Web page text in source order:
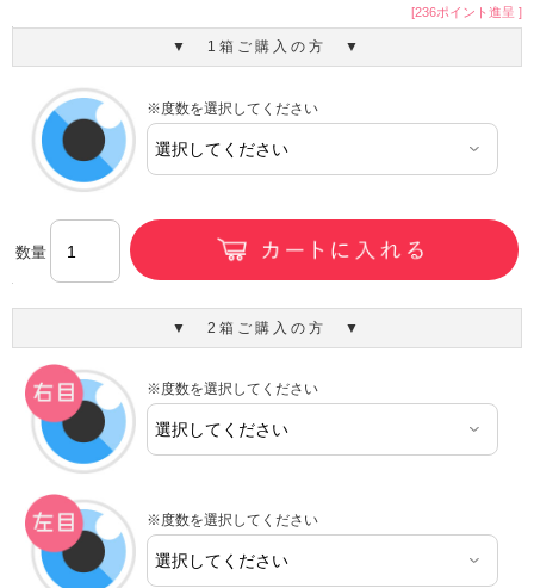
[236ポイント進呈 ]
▼ 1箱ご購入の方 ▼
※度数を選択してください
数量
▼ 2箱ご購入の方 ▼
※度数を選択してください
※度数を選択してください